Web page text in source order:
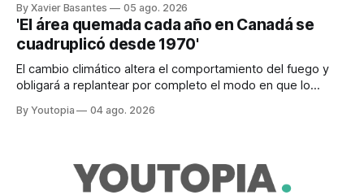
By Xavier Basantes 05 ago. 2026
'El área quemada cada año en Canadá se
cuadruplicó desde 1970'
El cambio climático altera el comportamiento del fuego y
obligará a replantear por completo el modo en que lo
By Youtopia 04 ago. 2026